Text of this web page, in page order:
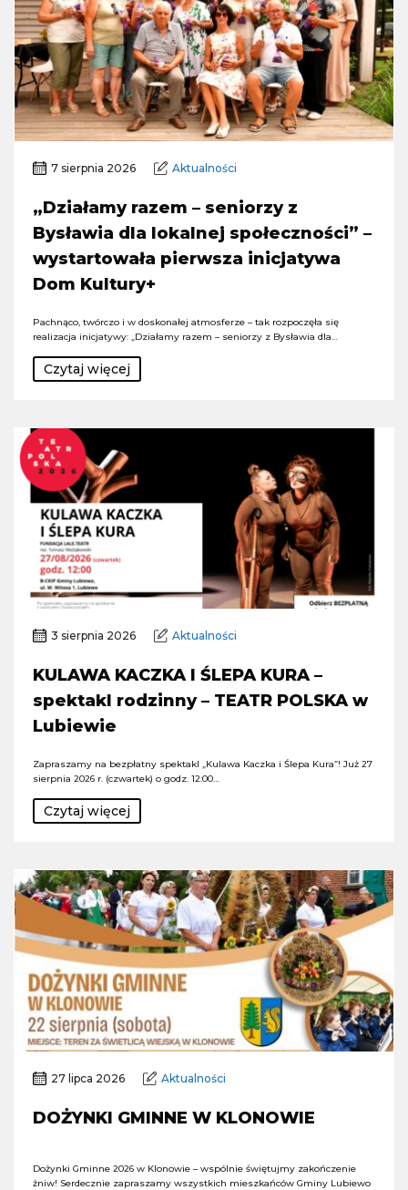
7 sierpnia 2026 Aktualności
„Działamy razem – seniorzy z
Bysławia dla lokalnej społeczności” –
wystartowała pierwsza inicjatywa
Dom Kultury+
Pachnąco, twórczo i w doskonałej atmosferze – tak rozpoczęła się
realizacja inicjatywy: „Działamy razem – seniorzy z Bysławia dla…
Czytaj więcej
3 sierpnia 2026 Aktualności
KULAWA KACZKA I ŚLEPA KURA –
spektakl rodzinny – TEATR POLSKA w
Lubiewie
Zapraszamy na bezpłatny spektakl „Kulawa Kaczka i Ślepa Kura”! Już 27
sierpnia 2026 r. (czwartek) o godz. 12:00…
Czytaj więcej
27 lipca 2026 Aktualności
DOŻYNKI GMINNE W KLONOWIE
Dożynki Gminne 2026 w Klonowie – wspólnie świętujmy zakończenie
żniw! Serdecznie zapraszamy wszystkich mieszkańców Gminy Lubiewo